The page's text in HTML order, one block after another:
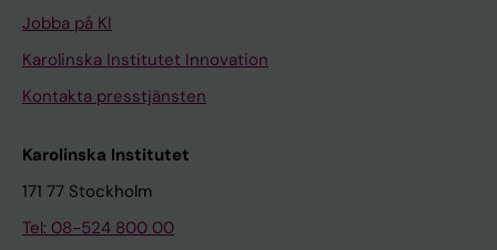
Jobba på KI
Karolinska Institutet Innovation
Kontakta presstjänsten
Karolinska Institutet
171 77 Stockholm
Tel: 08-524 800 00